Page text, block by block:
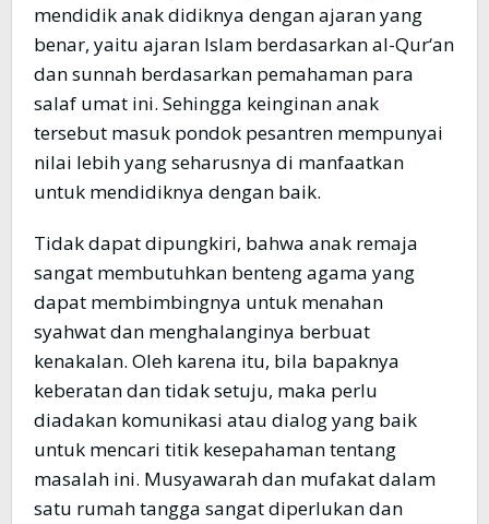
mendidik anak didiknya dengan ajaran yang
benar, yaitu ajaran Islam berdasarkan al-Qur‘an
dan sunnah berdasarkan pemahaman para
salaf umat ini. Sehingga keinginan anak
tersebut masuk pondok pesantren mempunyai
nilai lebih yang seharusnya di manfaatkan
untuk mendidiknya dengan baik.
Tidak dapat dipungkiri, bahwa anak remaja
sangat membutuhkan benteng agama yang
dapat membimbingnya untuk menahan
syahwat dan menghalanginya berbuat
kenakalan. Oleh karena itu, bila bapaknya
keberatan dan tidak setuju, maka perlu
diadakan komunikasi atau dialog yang baik
untuk mencari titik kesepahaman tentang
masalah ini. Musyawarah dan mufakat dalam
satu rumah tangga sangat diperlukan dan